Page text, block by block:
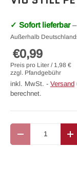
✓ Sofort lieferbar–
Außerhalb
€0,99
Preis pro Liter / 1,98 €
zzgl. Pfandgebühr
inkl. MwSt. - Versand
berechnet.
Menge verringern